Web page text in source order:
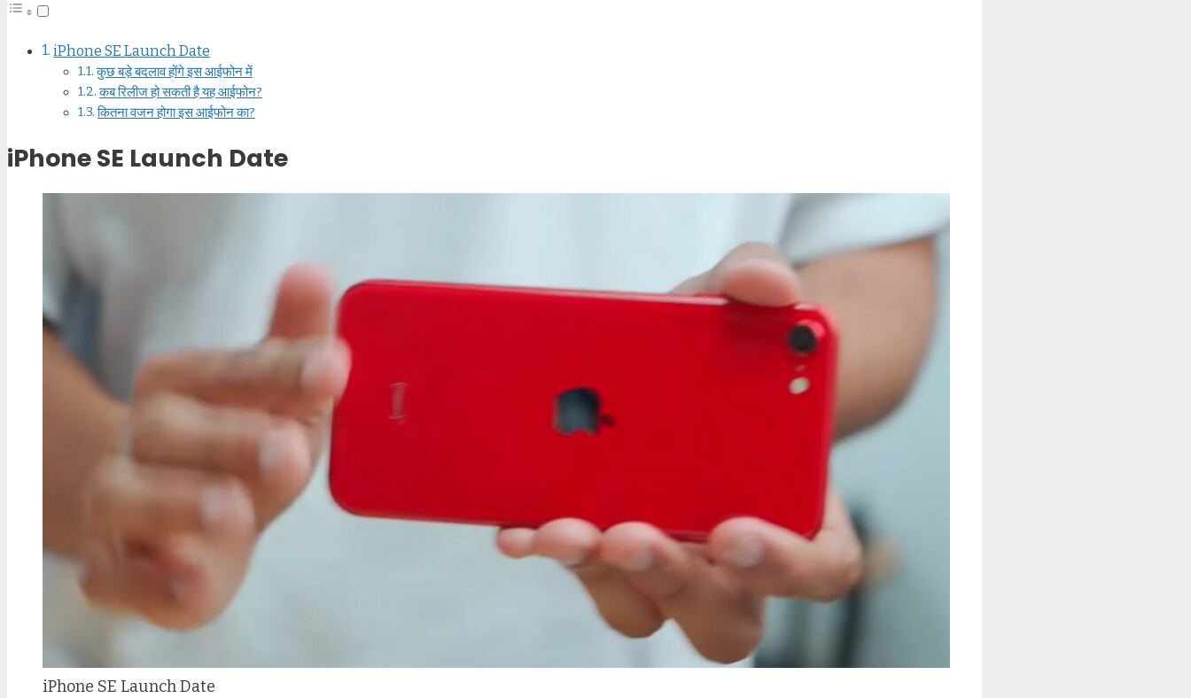
iPhone SE Launch Date
कुछ बड़े बदलाव होंगे इस आईफोन में
कब रिलीज हो सकती है यह आईफोन?
कितना वजन होगा इस आईफोन का?
iPhone SE Launch Date
iPhone SE Launch Date